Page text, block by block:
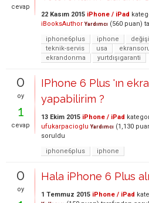
cevap
22 Kasım 2015 iPhone / iPad
iBooksAuthor Yardımcı (560 puan)
iphone6plus
iphone
teknik-servis
usa
ekrandonma
yurtdışıgaranti
0
oy
1
cevap
IPhone 6 Plus 'ın
yapabilirim ?
13 Ekim 2015 iPhone / iPad
ufukarpacioglu Yardımcı (1,130
soruldu
iphone6plus
iphone
0
oy
Hala iPhone 6 Plus
1 Temmuz 2015 iPhone / iPad